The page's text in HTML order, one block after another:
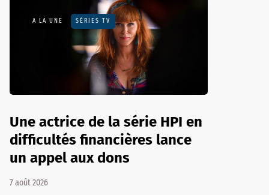
A LA UNE SÉRIES TV
Une actrice de la série HPI en
difficultés financières lance
un appel aux dons
7 août 2026